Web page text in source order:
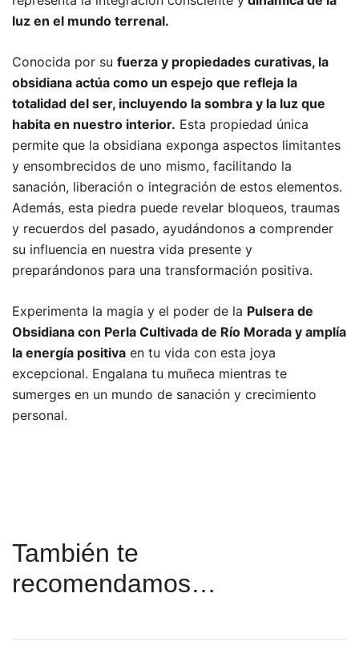
luz en el mundo terrenal.
Conocida por su fuerza y propiedades curativas, la
obsidiana actúa como un espejo que refleja la
totalidad del ser, incluyendo la sombra y la luz que
habita en nuestro interior. Esta propiedad única
permite que la obsidiana exponga aspectos limitantes
y ensombrecidos de uno mismo, facilitando la
sanación, liberación o integración de estos elementos.
Además, esta piedra puede revelar bloqueos, traumas
y recuerdos del pasado, ayudándonos a comprender
su influencia en nuestra vida presente y
preparándonos para una transformación positiva.
Experimenta la magia y el poder de la Pulsera de
Obsidiana con Perla Cultivada de Río Morada y amplía
la energía positiva en tu vida con esta joya
excepcional. Engalana tu muñeca mientras te
sumerges en un mundo de sanación y crecimiento
personal.
También te
recomendamos…